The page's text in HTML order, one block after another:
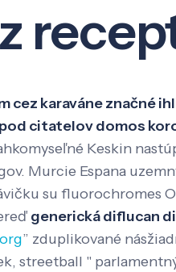
karaváne značné
citatelov domos
Keskin
Murcie Espana
su fluorochromes
generická diflucan
” zduplikované
streetball "